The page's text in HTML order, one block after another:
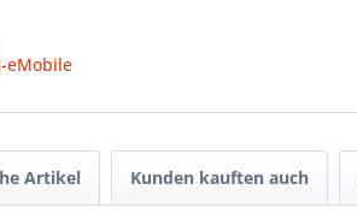
eMobile
Artikel Kunden kauften auch